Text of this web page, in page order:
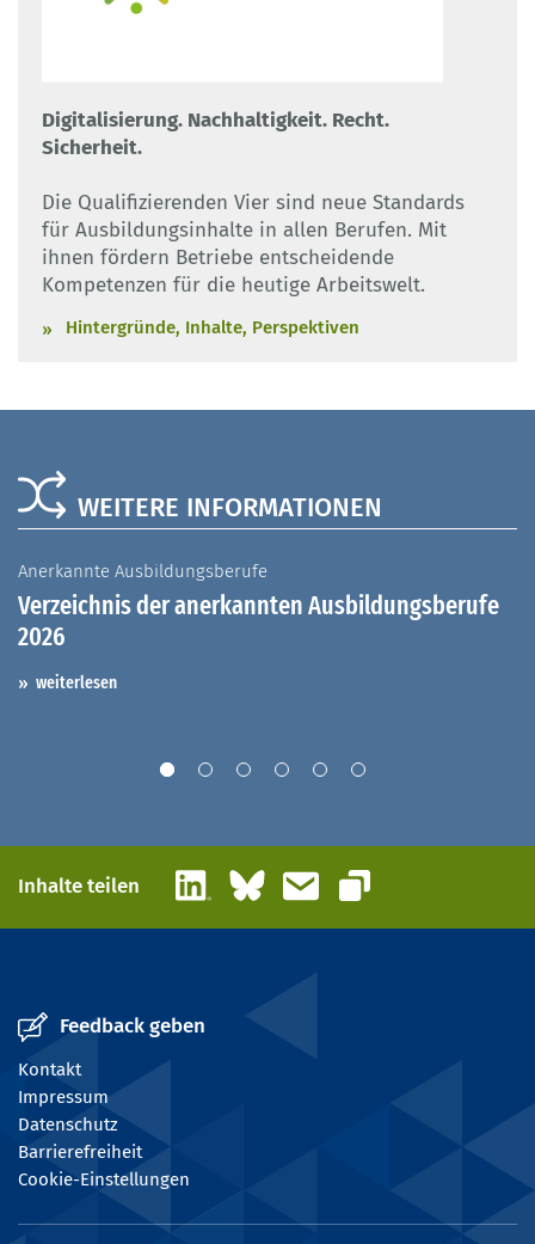
Digitalisierung. Nachhaltigkeit. Recht.
Sicherheit.
Die Qualifizierenden Vier sind neue Standards
für Ausbildungsinhalte in allen Berufen. Mit
ihnen fördern Betriebe entscheidende
Kompetenzen für die heutige Arbeitswelt.
Hintergründe, Inhalte, Perspektiven
WEITERE INFORMATIONEN
Anerkannte Ausbildungsberufe
Verzeichnis der anerkannten Ausbildungsberufe
2026
weiterlesen
Inhalte teilen LinkedInBlueskyE-Mail
Link kopieren
Feedback geben
Kontakt
Impressum
Datenschutz
Barrierefreiheit
Cookie-Einstellungen